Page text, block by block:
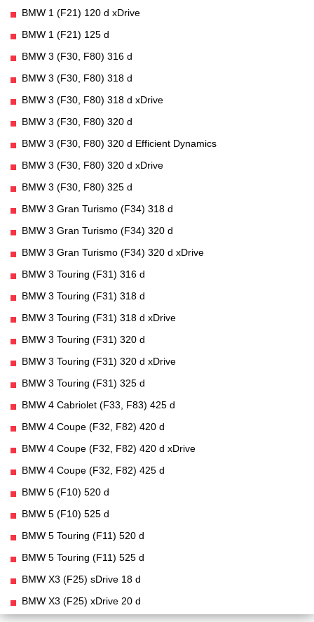
BMW 1 (F21) 120 d xDrive
BMW 1 (F21) 125 d
BMW 3 (F30, F80) 316 d
BMW 3 (F30, F80) 318 d
BMW 3 (F30, F80) 318 d xDrive
BMW 3 (F30, F80) 320 d
BMW 3 (F30, F80) 320 d Efficient Dynamics
BMW 3 (F30, F80) 320 d xDrive
BMW 3 (F30, F80) 325 d
BMW 3 Gran Turismo (F34) 318 d
BMW 3 Gran Turismo (F34) 320 d
BMW 3 Gran Turismo (F34) 320 d xDrive
BMW 3 Touring (F31) 316 d
BMW 3 Touring (F31) 318 d
BMW 3 Touring (F31) 318 d xDrive
BMW 3 Touring (F31) 320 d
BMW 3 Touring (F31) 320 d xDrive
BMW 3 Touring (F31) 325 d
BMW 4 Cabriolet (F33, F83) 425 d
BMW 4 Coupe (F32, F82) 420 d
BMW 4 Coupe (F32, F82) 420 d xDrive
BMW 4 Coupe (F32, F82) 425 d
BMW 5 (F10) 520 d
BMW 5 (F10) 525 d
BMW 5 Touring (F11) 520 d
BMW 5 Touring (F11) 525 d
BMW X3 (F25) sDrive 18 d
BMW X3 (F25) xDrive 20 d